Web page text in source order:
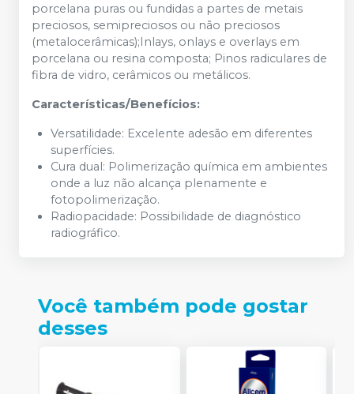
porcelana puras ou fundidas a partes de metais
preciosos, semipreciosos ou não preciosos
(metalocerâmicas);Inlays, onlays e overlays em
porcelana ou resina composta; Pinos radiculares de
fibra de vidro, cerâmicos ou metálicos.
Características/Benefícios:
Versatilidade: Excelente adesão em diferentes
superfícies.
Cura dual: Polimerização química em ambientes
onde a luz não alcança plenamente e
fotopolimerização.
Radiopacidade: Possibilidade de diagnóstico
radiográfico.
Você também pode gostar
desses